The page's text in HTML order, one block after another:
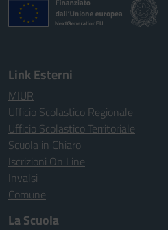
Link Esterni
MIUR
Ufficio Scolastico Regionale
Ufficio Scolastico Territoriale
Scuola in Chiaro
Iscrizioni On Line
Invalsi
Comune
La Scuola